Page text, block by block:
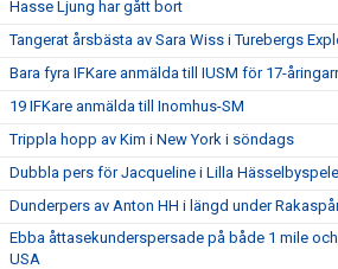
Hasse Ljung har gått bort
Tangerat årsbästa av Sara Wiss i Turebergs
Bara fyra IFKare anmälda till IUSM för 17-
19 IFKare anmälda till Inomhus-SM
Trippla hopp av Kim i New York i söndags
Dubbla pers för Jacqueline i Lilla
Dunderpers av Anton HH i längd under
Ebba åttasekunderspersade på både 1 mile
USA